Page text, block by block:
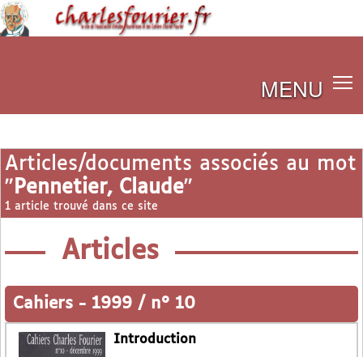
MENU
Articles/documents associés au mot
" Pennetier, Claude"
1 article trouvé dans ce site
Articles
Cahiers - 1999 / n° 10
Introduction